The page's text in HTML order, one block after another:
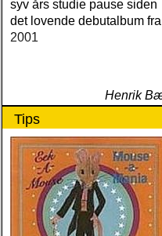
syv års studie pause siden
det lovende debutalbum fra
2001
Henrik
Tips